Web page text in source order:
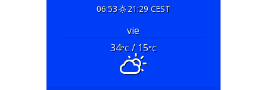
06:53 21:29 CEST
vie
34°C/ 15°C